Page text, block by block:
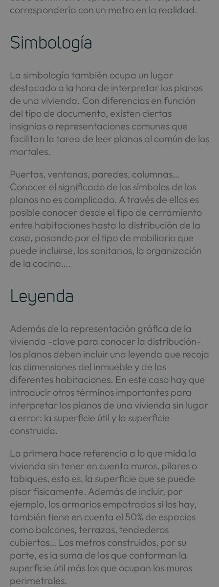
correspondería con un metro en la realidad.
Simbología
La simbología también ocupa un lugar
destacado a la hora de interpretar los planos
de una vivienda. Con diferencias en función
del tipo de documento, existen ciertas
insignias o representaciones comunes que
facilitan la tarea de leer planos al común de los
mortales.
Puertas, ventanas, paredes, columnas…
Conocer el significado de los símbolos de los
planos no es complicado. A través de ellos es
posible conocer desde el tipo de cerramiento
entre habitaciones hasta la distribución de la
casa, pasando por el tipo de mobiliario que
puede incluirse, los sanitarios, la organización
de la cocina….
Leyenda
Además de la representación gráfica de la
vivienda -clave para conocer la distribución-
los planos deben incluir una leyenda que recoja
las dimensiones del inmueble y de las
diferentes habitaciones. En este caso hay que
introducir otros términos importantes para
interpretar los planos de una vivienda sin lugar
a error: la superficie útil y la superficie
construida.
La primera hace referencia a lo que mida la
vivienda sin tener en cuenta muros, pilares o
tabiques, esto es, la superficie que se puede
pisar físicamente. Además de incluir, por
ejemplo, los armarios empotrados si los hay,
también tiene en cuenta el 50% de espacios
como balcones, terrazas, tendederos
cubiertos… Los metros construidos, por su
parte, es la suma de los que conforman la
superficie útil más los que ocupan los muros
perimetrales.